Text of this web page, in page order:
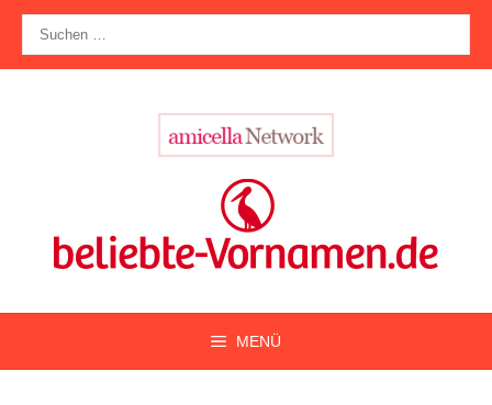
Zum
Inhalt
springen
nach:
MENÜ